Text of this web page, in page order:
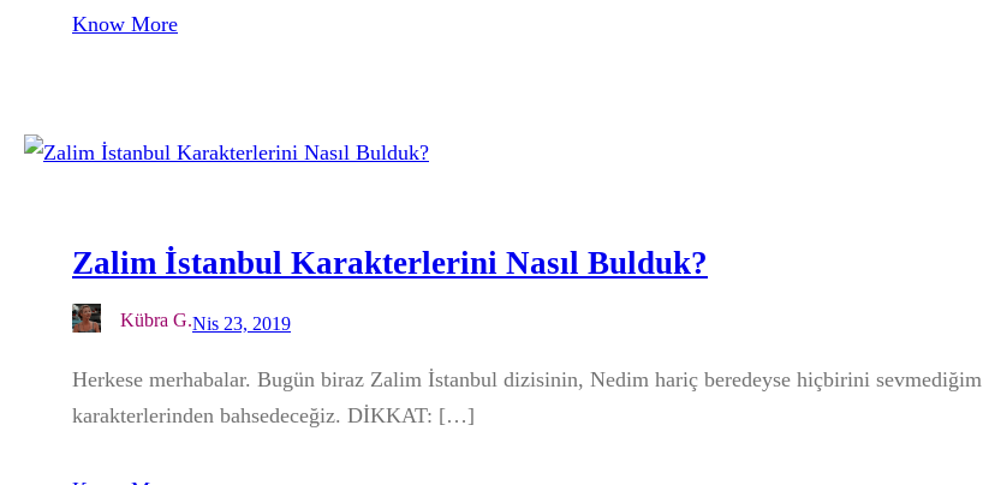
Know More
Zalim İstanbul Karakterlerini Nasıl Bulduk?
Kübra G.Nis 23, 2019
Herkese merhabalar. Bugün biraz Zalim İstanbul dizisinin, Nedim hariç beredeyse hiçbirini sevmediğim
karakterlerinden bahsedeceğiz. DİKKAT: […]